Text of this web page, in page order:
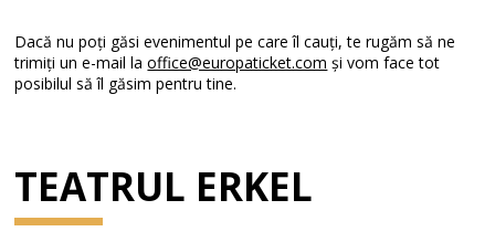
Dacă nu poți găsi evenimentul pe care îl cauți, te rugăm să ne
trimiți un e-mail laoffice@europaticket.com și vom face tot
posibilul să îl găsim pentru tine.
TEATRUL ERKEL